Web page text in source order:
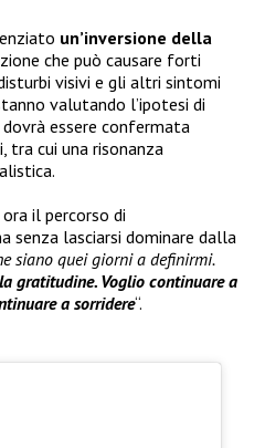
un’inversione della
che può causare forti
visivi e gli altri sintomi
valutando l’ipotesi di
dovrà essere confermata
cui una risonanza
il percorso di
senza lasciarsi dominare dalla
siano quei giorni a definirmi.
gratitudine. Voglio continuare a
a sorridere“.